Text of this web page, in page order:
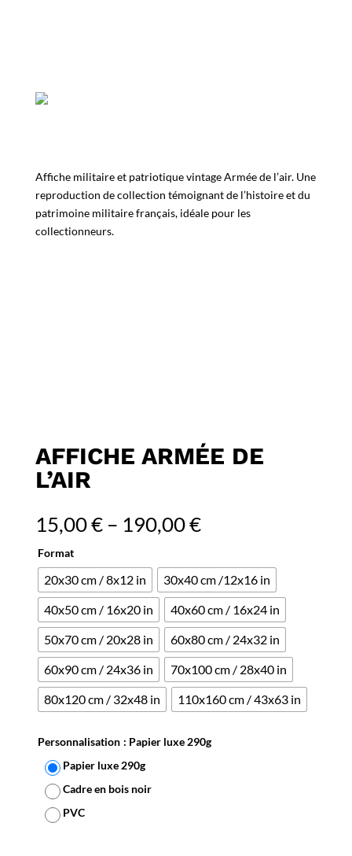
Affiche militaire et patriotique vintage Armée de l’air. Une
reproduction de collection témoignant de l’histoire et du
patrimoine militaire français, idéale pour les
collectionneurs.
AFFICHE ARMÉE DE
L’AIR
15,00€– 190,00€
Format
20x30 cm / 8x12 in
30x40 cm /12x16 in
40x50 cm / 16x20 in
40x60 cm / 16x24 in
50x70 cm / 20x28 in
60x80 cm / 24x32 in
60x90 cm / 24x36 in
70x100 cm / 28x40 in
80x120 cm / 32x48 in
110x160 cm / 43x63 in
Personnalisation : Papier luxe 290g
Papier luxe 290g
Cadre en bois noir
PVC